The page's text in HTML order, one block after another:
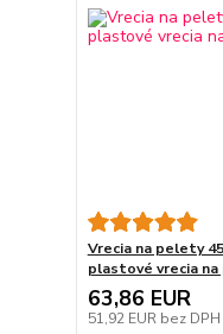
Vrecia na pelety
plastové vrecia
63,86 EUR
51,92 EUR bez DPH